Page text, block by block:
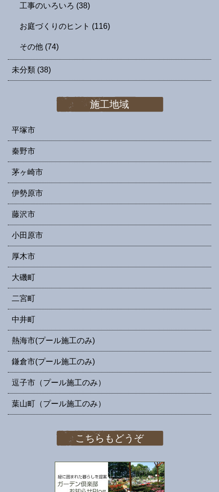
工事のいろいろ (38)
お庭づくりのヒント (116)
その他 (74)
未分類 (38)
施工地域
平塚市
秦野市
茅ヶ崎市
伊勢原市
藤沢市
小田原市
厚木市
大磯町
二宮町
中井町
熱海市(プール施工のみ)
鎌倉市(プール施工のみ)
逗子市（プール施工のみ）
葉山町（プール施工のみ）
こちらもどうぞ